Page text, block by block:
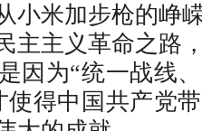
小米加步枪的峥
主主义革命之路
因为“统一战线
使得中国共产党